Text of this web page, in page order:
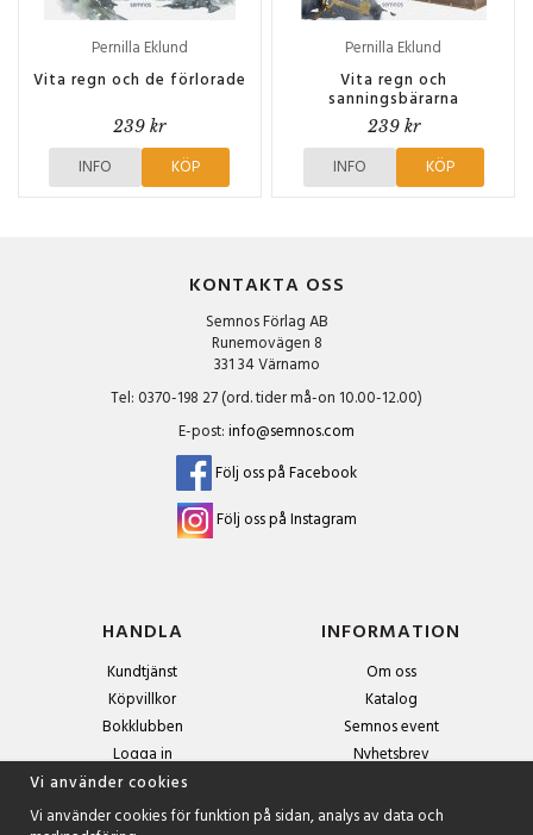
Pernilla Eklund
Vita regn och de förlorade
239 kr
INFO KÖP
Pernilla Eklund
Vita regn och
sanningsbärarna
239 kr
INFO KÖP
KONTAKTA OSS
Semnos Förlag AB
Runemovägen 8
331 34 Värnamo
Tel: 0370-198 27 (ord. tider må-on 10.00-12.00)
E-post:info@semnos.com
Följ oss på Facebook
Följ oss på Instagram
HANDLA
Kundtjänst
Köpvillkor
Bokklubben
Logga in
INFORMATION
Om oss
Katalog
Semnos event
Nyhetsbrev
Vi använder cookies
Vi använder cookies för funktion på sidan, analys av data och